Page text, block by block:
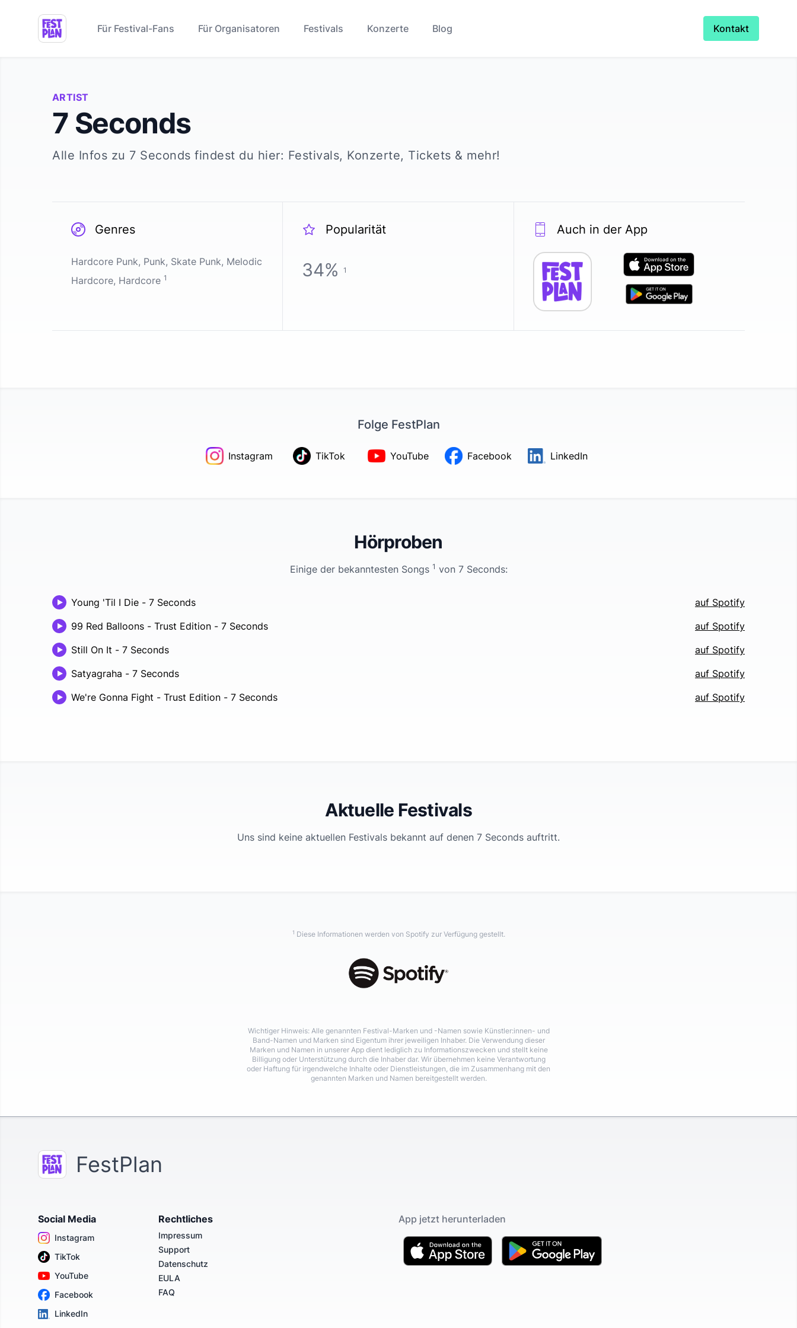
Für Festival-Fans Für Organisatoren Festivals Konzerte Blog Kontakt
ARTIST
7 Seconds
Alle Infos zu 7 Seconds findest du hier: Festivals, Konzerte, Tickets & mehr!
Genres
Hardcore Punk, Punk, Skate Punk, Melodic
Hardcore, Hardcore 1
Popularität
34% 1
Auch in der App
Folge FestPlan
Instagram TikTok YouTube Facebook LinkedIn
Hörproben
Einige der bekanntesten Songs 1 von 7 Seconds:
Young 'Til I Die - 7 Seconds
auf Spotify
99 Red Balloons - Trust Edition - 7 Seconds
auf Spotify
Still On It - 7 Seconds
auf Spotify
Satyagraha - 7 Seconds
auf Spotify
We're Gonna Fight - Trust Edition - 7 Seconds auf Spotify
Aktuelle Festivals
Uns sind keine aktuellen Festivals bekannt auf denen 7 Seconds auftritt.
1 Diese Informationen werden von Spotify zur Verfügung gestellt.
Wichtiger Hinweis: Alle genannten Festival-Marken und -Namen sowie Künstler:innen- und
Band-Namen und Marken sind Eigentum ihrer jeweiligen Inhaber. Die Verwendung dieser
Marken und Namen in unserer App dient lediglich zu Informationszwecken und stellt keine
Billigung oder Unterstützung durch die Inhaber dar. Wir übernehmen keine Verantwortung
oder Haftung für irgendwelche Inhalte oder Dienstleistungen, die im Zusammenhang mit den
genannten Marken und Namen bereitgestellt werden.
FestPlan
Social Media
Instagram
TikTok
YouTube
Facebook
LinkedIn
Rechtliches
Impressum
Support
Datenschutz
EULA
FAQ
App jetzt herunterladen